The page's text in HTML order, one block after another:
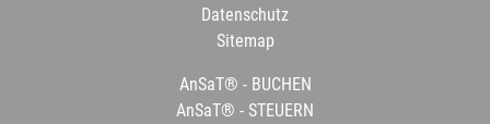
Datenschutz
Sitemap
AnSaT® - BUCHEN
AnSaT® - STEUERN